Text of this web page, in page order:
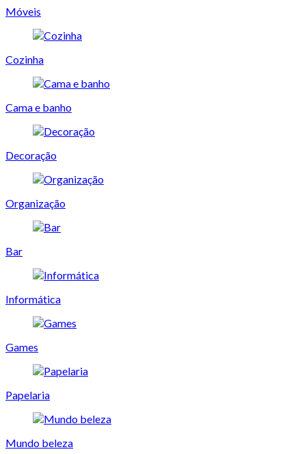
Móveis
Cozinha
Cama e banho
Decoração
Organização
Bar
Informática
Games
Papelaria
Mundo beleza